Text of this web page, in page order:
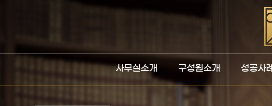
사무실소개 구성원소개 성공사례